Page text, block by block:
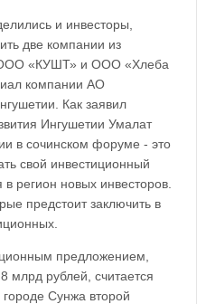
и инвесторы,
две компании из
ООО «КУШТ» и ООО «Хлеба
компании АО
Как заявил
Ингушетии Умалат
в сочинском форуме - это
свой инвестиционный
регион новых инвесторов.
предстоит заключить в
предложением,
млрд рублей, считается
городе Сунжа второй